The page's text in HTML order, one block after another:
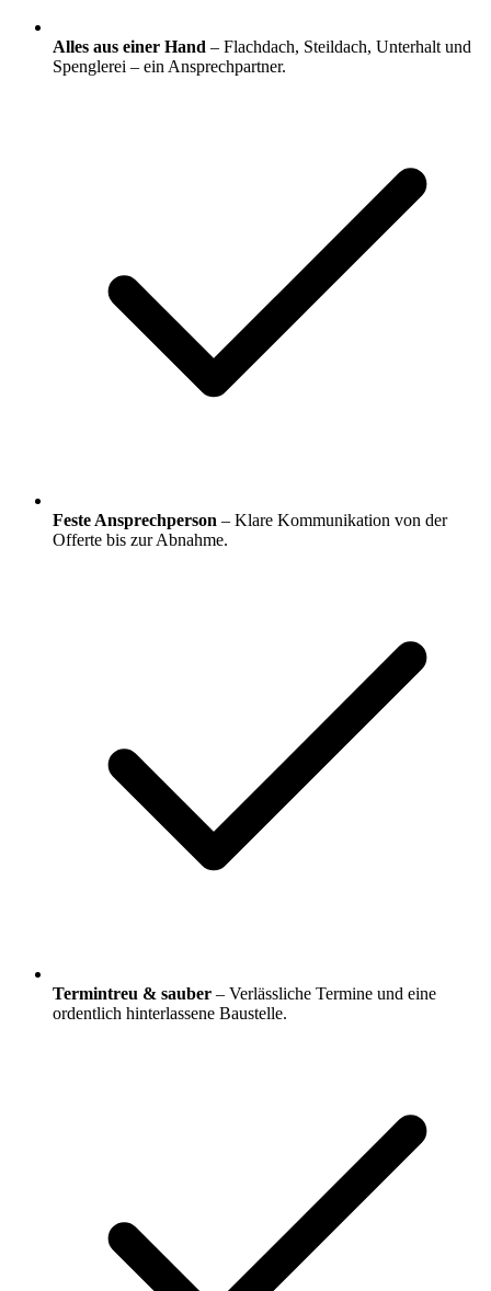
Alles aus einer Hand – Flachdach, Steildach, Unterhalt und
Spenglerei – ein Ansprechpartner.
Feste Ansprechperson – Klare Kommunikation von der
Offerte bis zur Abnahme.
Termintreu & sauber – Verlässliche Termine und eine
ordentlich hinterlassene Baustelle.